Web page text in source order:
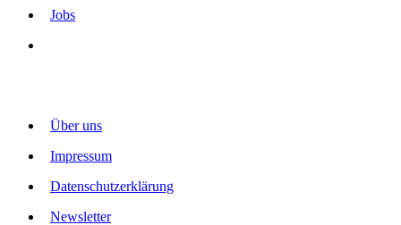
Jobs
Über uns
Impressum
Datenschutzerklärung
Newsletter